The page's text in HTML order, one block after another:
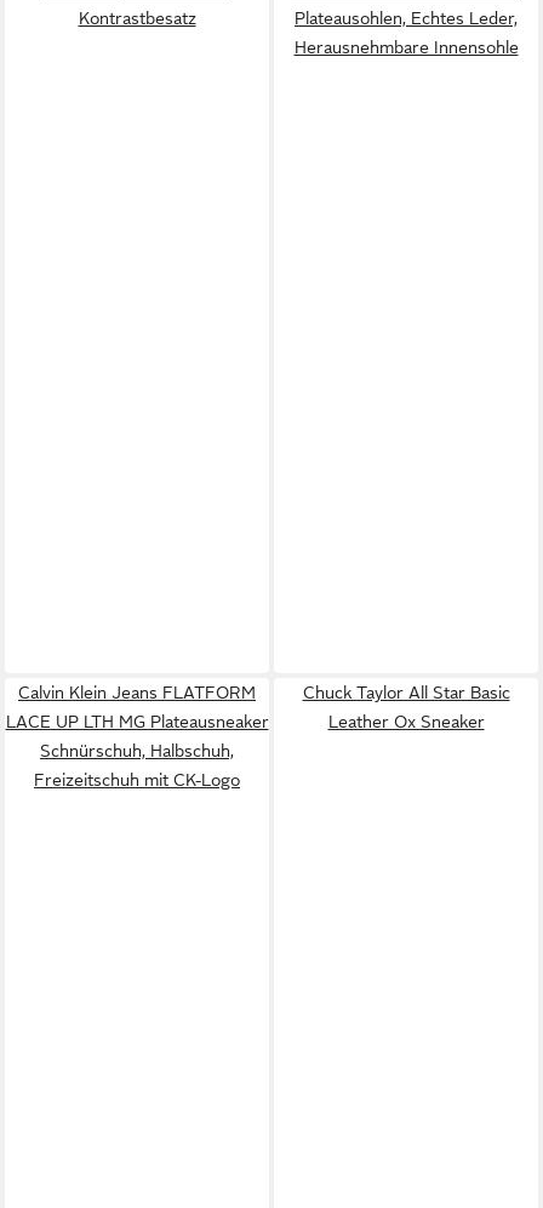
Kontrastbesatz
Plateausohlen, Echtes Leder,
Herausnehmbare Innensohle
Calvin Klein Jeans FLATFORM
LACE UP LTH MG Plateausneaker
Schnürschuh, Halbschuh,
Freizeitschuh mit CK-Logo
Chuck Taylor All Star Basic
Leather Ox Sneaker